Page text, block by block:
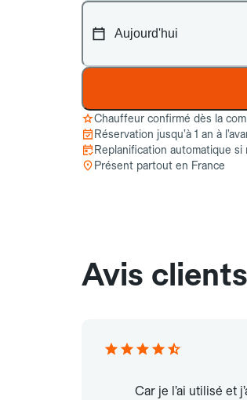
Chauffeur confirmé dès la
Réservation jusqu’à 1 an à
Replanification automatique
Présent partout en France
Avis clients
Car je l’ai utilisé et